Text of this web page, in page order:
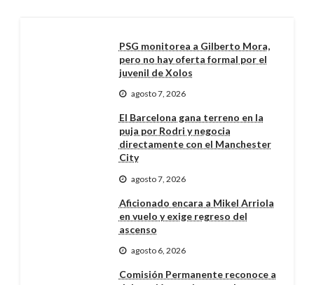
PSG monitorea a Gilberto Mora,
pero no hay oferta formal por el
juvenil de Xolos
agosto 7, 2026
El Barcelona gana terreno en la
puja por Rodri y negocia
directamente con el Manchester
City
agosto 7, 2026
Aficionado encara a Mikel Arriola
en vuelo y exige regreso del
ascenso
agosto 6, 2026
Comisión Permanente reconoce a